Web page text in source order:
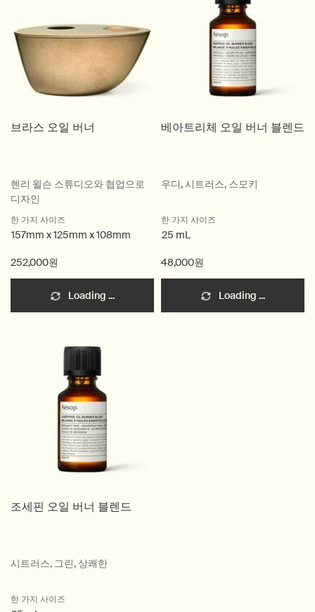
브라스 오일 버너
헨리 윌슨 스튜디오와 협업으로
디자인
한 가지 사이즈
157mm x 125mm x 108mm
252,000원
Loading ...
베아트리체 오일 버너 블렌드
우디, 시트러스, 스모키
한 가지 사이즈
25 mL
48,000원
Loading ...
조세핀 오일 버너 블렌드
시트러스, 그린, 상쾌한
한 가지 사이즈